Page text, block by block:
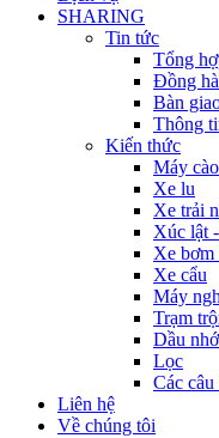
SHARING
Tin tức
Tổng
Đồng
Bàn
Thông
Kiến thức
Máy
Xe lu
Xe trải
Xúc lật
Xe bơm
Xe cẩu
Máy
Trạm
Dầu
Lọc
Các
Liên hệ
Về chúng tôi